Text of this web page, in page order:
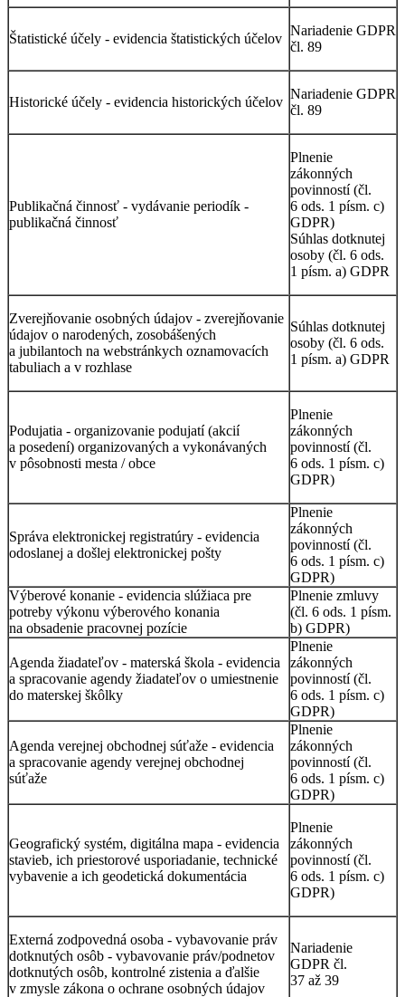
Štatistické účely - evidencia štatistických účelov
Nariadenie GDPR
čl. 89
Historické účely - evidencia historických účelov
Nariadenie GDPR
čl. 89
Publikačná činnosť - vydávanie periodík -
publikačná činnosť
Plnenie
zákonných
povinností (čl.
6 ods. 1 písm. c)
GDPR)
Súhlas dotknutej
osoby (čl. 6 ods.
1 písm. a) GDPR
Zverejňovanie osobných údajov - zverejňovanie
údajov o narodených, zosobášených
a jubilantoch na webstránkych oznamovacích
tabuliach a v rozhlase
Súhlas dotknutej
osoby (čl. 6 ods.
1 písm. a) GDPR
Podujatia - organizovanie podujatí (akcií
a posedení) organizovaných a vykonávaných
v pôsobnosti mesta / obce
Plnenie
zákonných
povinností (čl.
6 ods. 1 písm. c)
GDPR)
Správa elektronickej registratúry - evidencia
odoslanej a došlej elektronickej pošty
Plnenie
zákonných
povinností (čl.
6 ods. 1 písm. c)
GDPR)
Výberové konanie - evidencia slúžiaca pre
potreby výkonu výberového konania
na obsadenie pracovnej pozície
Plnenie zmluvy
(čl. 6 ods. 1 písm.
b) GDPR)
Agenda žiadateľov - materská škola - evidencia
a spracovanie agendy žiadateľov o umiestnenie
do materskej škôlky
Plnenie
zákonných
povinností (čl.
6 ods. 1 písm. c)
GDPR)
Agenda verejnej obchodnej súťaže - evidencia
a spracovanie agendy verejnej obchodnej
súťaže
Plnenie
zákonných
povinností (čl.
6 ods. 1 písm. c)
GDPR)
Geografický systém, digitálna mapa - evidencia
stavieb, ich priestorové usporiadanie, technické
vybavenie a ich geodetická dokumentácia
Plnenie
zákonných
povinností (čl.
6 ods. 1 písm. c)
GDPR)
Externá zodpovedná osoba - vybavovanie práv
dotknutých osôb - vybavovanie práv/podnetov
dotknutých osôb, kontrolné zistenia a ďalšie
v zmysle zákona o ochrane osobných údajov
Nariadenie
GDPR čl.
37 až 39